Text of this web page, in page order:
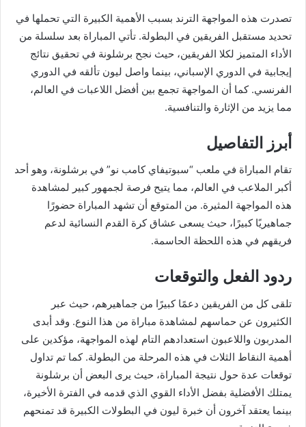
تصدرت هذه المواجهة الترند بسبب الأهمية الكبيرة التي تحملها في
تحديد مستقبل الفريقين في البطولة. تأتي المباراة بعد سلسلة من
الأداء المتميز لكلا الفريقين، حيث نجح برشلونة في تحقيق نتائج
إيجابية في الدوري الإسباني، بينما واصل ليون تألقه في الدوري
الفرنسي. كما أن المواجهة تجمع بين أفضل اللاعبات في العالم،
مما يزيد من الإثارة والتنافسية.
أبرز التفاصيل
تقام المباراة في ملعب “سبوتيفاي كامب نو” في برشلونة، وهو أحد
أكبر الملاعب في العالم، مما يتيح فرصة لجمهور كبير لمشاهدة
هذه المواجهة المثيرة. من المتوقع أن تشهد المباراة حضورًا
جماهيريًا كبيرًا، حيث يسعى عشاق كرة القدم النسائية لدعم
فريقهم في هذه اللحظة الحاسمة.
ردود الفعل والتوقعات
تلقى كل من الفريقين دعمًا كبيرًا من جماهيرهم، حيث عبر
الكثيرون عن حماسهم لمشاهدة مباراة من هذا النوع. وقد أبدى
المدربون واللاعبون استعدادهم التام لهذه المواجهة، مؤكدين على
أهمية النقاط الثلاث في هذه المرحلة من البطولة. كما تم تداول
توقعات عدة حول نتيجة المباراة، حيث يرى البعض أن برشلونة
يمتلك الأفضلية بفضل الأداء القوي الذي قدمه في الفترة الأخيرة،
بينما يعتقد آخرون أن خبرة ليون في البطولات الكبيرة قد تمنحهم